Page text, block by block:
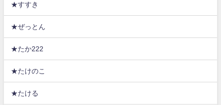
★すすき
★ぜっとん
★たか222
★たけのこ
★たける